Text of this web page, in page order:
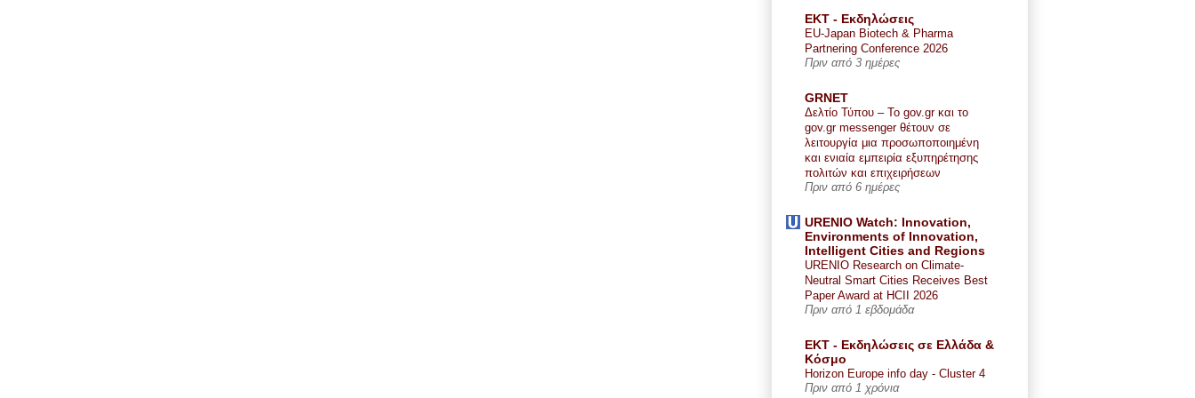
ΕΚΤ - Εκδηλώσεις
EU-Japan Biotech & Pharma
Partnering Conference 2026
Πριν από 3 ημέρες
GRNET
Δελτίο Τύπου – Το gov.gr και το
gov.gr messenger θέτουν σε
λειτουργία μια προσωποποιημένη
και ενιαία εμπειρία εξυπηρέτησης
πολιτών και επιχειρήσεων
Πριν από 6 ημέρες
URENIO Watch: Innovation,
Environments of Innovation,
Intelligent Cities and Regions
URENIO Research on Climate-
Neutral Smart Cities Receives Best
Paper Award at HCII 2026
Πριν από 1 εβδομάδα
ΕΚΤ - Εκδηλώσεις σε Ελλάδα &
Κόσμο
Horizon Europe info day - Cluster 4
Πριν από 1 χρόνια